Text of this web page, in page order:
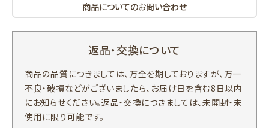
商品についてのお問い合わせ
返品・交換について
商品の品質につきましては、万全を期しておりますが、万一
不良・破損などがございましたら、お届け日を含む8日以内
にお知らせください。返品・交換につきましては、未開封・未
使用に限り可能です。